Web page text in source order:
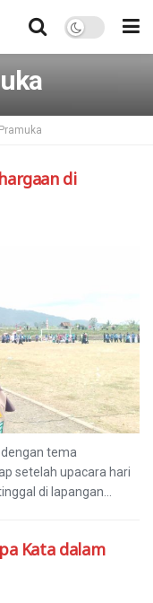
di
tema
setelah upacara hari
di lapangan...
Kata dalam